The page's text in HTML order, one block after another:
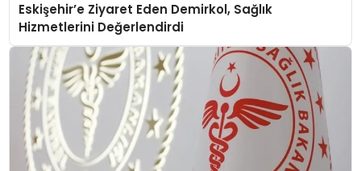
Eskişehir’e Ziyaret Eden Demirkol, Sağlık
Hizmetlerini Değerlendirdi